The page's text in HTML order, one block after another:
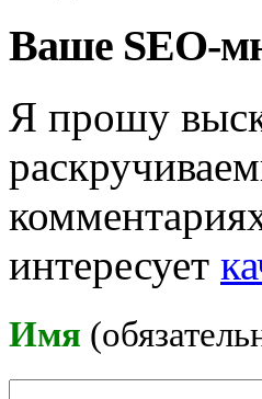
Ваше SEO-
Я прошу
интересует
Имя